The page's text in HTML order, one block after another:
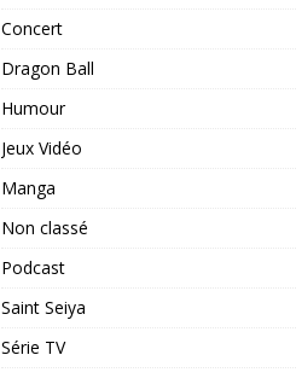
Concert
Dragon Ball
Humour
Jeux Vidéo
Manga
Non classé
Podcast
Saint Seiya
Série TV